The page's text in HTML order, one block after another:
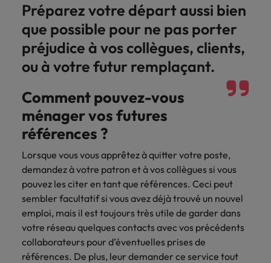
Préparez votre départ aussi bien
que possible pour ne pas porter
préjudice à vos collègues, clients,
ou à votre futur remplaçant.
Comment pouvez-vous
ménager vos futures
références ?
Lorsque vous vous apprêtez à quitter votre poste,
demandez à votre patron et à vos collègues si vous
pouvez les citer en tant que références. Ceci peut
sembler facultatif si vous avez déjà trouvé un nouvel
emploi, mais il est toujours très utile de garder dans
votre réseau quelques contacts avec vos précédents
collaborateurs pour d’éventuelles prises de
références. De plus, leur demander ce service tout